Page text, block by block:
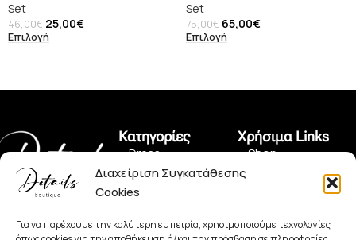
Διαχείριση Συγκατάθεσης
Cookies
Για να παρέχουμε την καλύτερη εμπειρία, χρησιμοποιούμε τεχνολογίες
Set
46,00€ 25,00€
Επιλογή
Set
75,00€ 65,00€
Επιλογή
Πραξιτέλους 150,
Πειραιάς 185 35
+30 2104128562
Κατηγορίες
• Dress
• Pants
• Set
Χρήσιμα Links
• Shop
• Όροι Χρήσης
• Πολιτική